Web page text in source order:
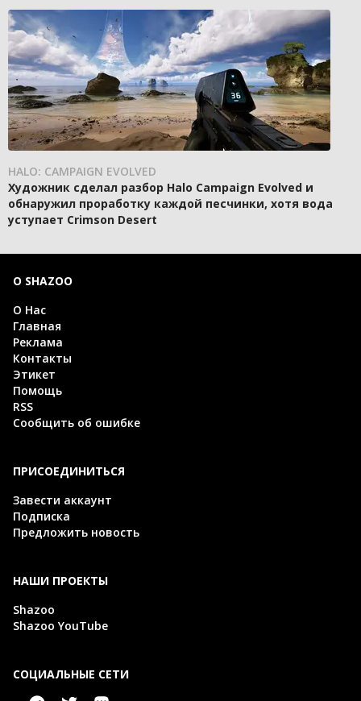
HALO: CAMPAIGN EVOLVED
Художник сделал разбор Halo Campaign Evolved и
обнаружил проработку каждой песчинки, хотя вода
уступает Crimson Desert
О SHAZOO
О Нас
Главная
Реклама
Контакты
Этикет
Помощь
RSS
Сообщить об ошибке
ПРИСОЕДИНИТЬСЯ
Завести аккаунт
Подписка
Предложить новость
НАШИ ПРОЕКТЫ
Shazoo
Shazoo YouTube
СОЦИАЛЬНЫЕ СЕТИ